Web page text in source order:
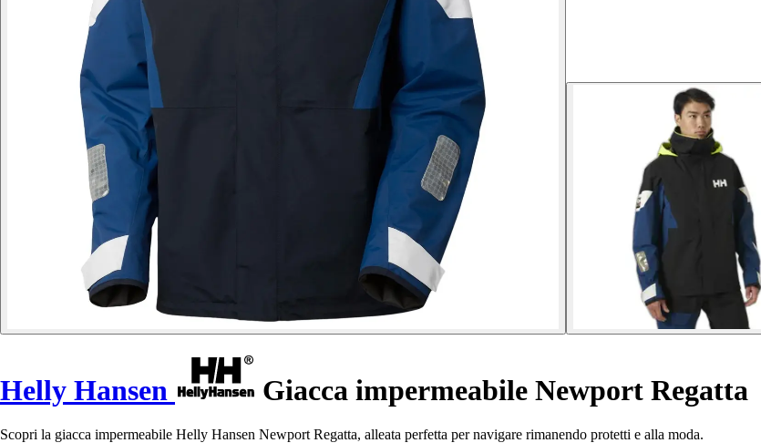
Helly Hansen Giacca impermeabile Newport Regatta
Scopri la giacca impermeabile Helly Hansen Newport Regatta, alleata perfetta per navigare rimanendo protetti e alla moda.